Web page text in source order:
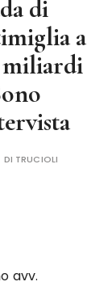
di
a
miliardi
DI TRUCIOLI
avv.